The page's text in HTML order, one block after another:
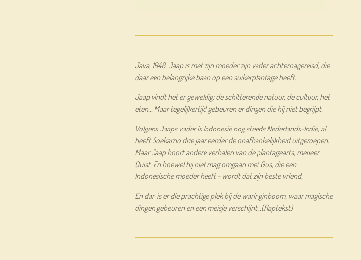
Java, 1948. Jaap is met zijn moeder zijn vader achternagereisd, die
daar een belangrijke baan op een suikerplantage heeft.
Jaap vindt het er geweldig: de schitterende natuur, de cultuur, het
eten... Maar tegelijkertijd gebeuren er dingen die hij niet begrijpt.
Volgens Jaaps vader is Indonesië nog steeds Nederlands-Indië, al
heeft Soekarno drie jaar eerder de onafhankelijkheid uitgeroepen.
Maar Jaap hoort andere verhalen van de plantagearts, meneer
Quist. En hoewel hij niet mag omgaan met Gus, die een
Indonesische moeder heeft - wordt dat zijn beste vriend,
En dan is er die prachtige plek bij de waringinboom, waar magische
dingen gebeuren en een meisje verschijnt...(flaptekst)